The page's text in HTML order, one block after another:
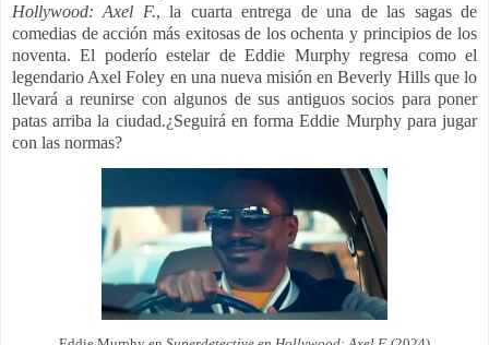
Hollywood: Axel F., la cuarta entrega de una de las sagas de
comedias de acción más exitosas de los ochenta y principios de los
noventa. El poderío estelar de Eddie Murphy regresa como el
legendario Axel Foley en una nueva misión en Beverly Hills que lo
llevará a reunirse con algunos de sus antiguos socios para poner
patas arriba la ciudad.¿Seguirá en forma Eddie Murphy para jugar
con las normas?